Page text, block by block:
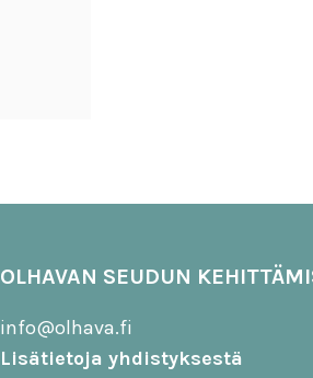
OLHAVAN SEUDUN
info@olhava.fi
Lisätietoja yhdistyksestä